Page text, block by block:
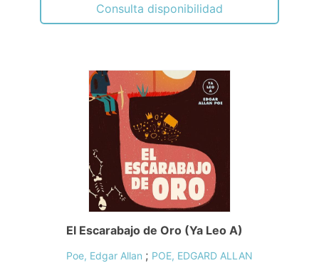
Consulta disponibilidad
El Escarabajo de Oro (Ya Leo A)
Poe, Edgar Allan ; POE, EDGARD ALLAN